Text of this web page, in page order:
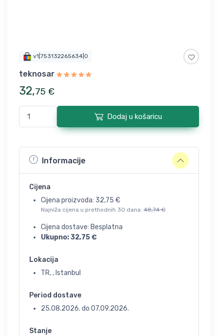
v1|753132265634|0
teknosar
32,75 €
Dodaj u košaricu
Informacije
Cijena
Cijena proizvoda: 32,75 €
Najniža cijena u prethodnih 30 dana: 48,74 €
Cijena dostave: Besplatna
Ukupno:32,75€
Lokacija
TR, , Istanbul
Period dostave
25.08.2026. do 07.09.2026.
Stanje